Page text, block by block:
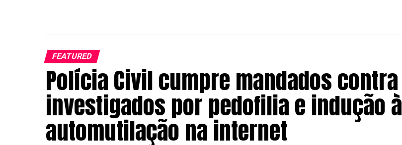
FEATURED
Polícia Civil cumpre mandados contra
investigados por pedofilia e indução à
automutilação na internet